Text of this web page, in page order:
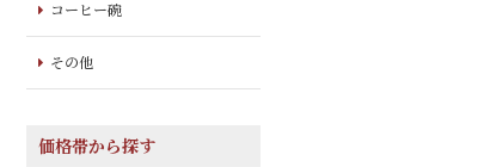
コーヒー碗
その他
価格帯から探す